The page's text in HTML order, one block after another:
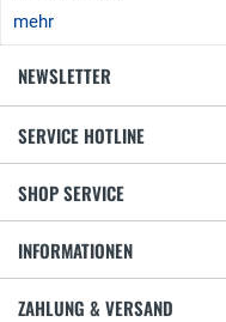
mehr
NEWSLETTER
SERVICE HOTLINE
SHOP SERVICE
INFORMATIONEN
ZAHLUNG & VERSAND